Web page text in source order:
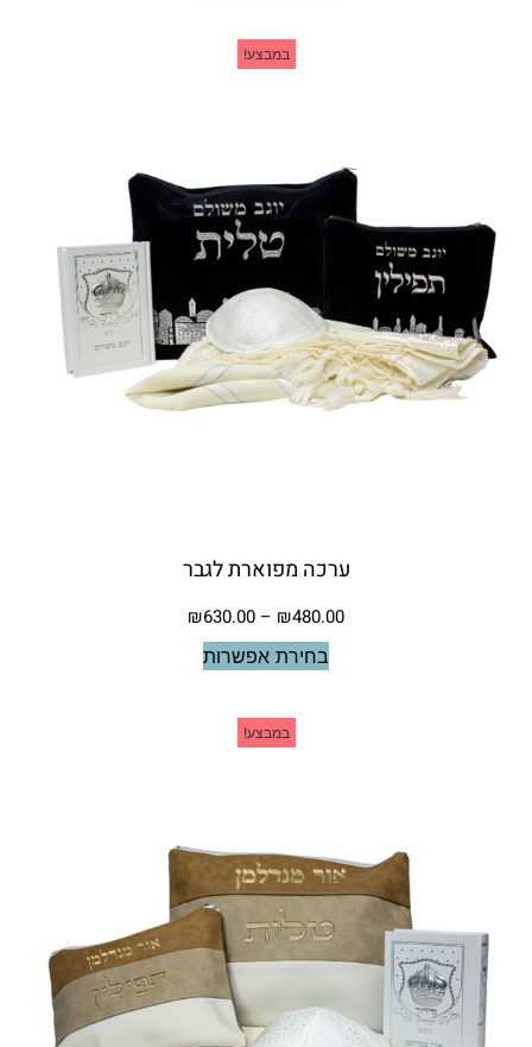
במבצע!
ערכה מפוארת לגבר
₪480.00
–
₪630.00
בחירת אפשרות
במבצע!